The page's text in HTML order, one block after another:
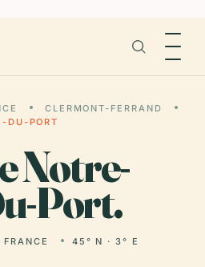
CLERMONT-FERRAND
DU-PORT
Notre-
Port.
FRANCE 45° N · 3° E